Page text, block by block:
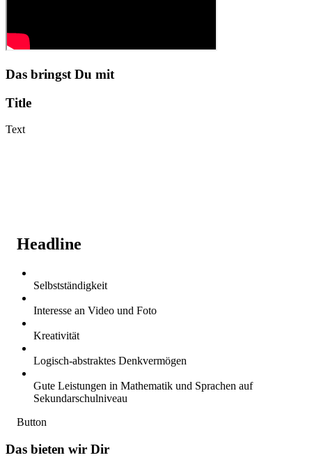
Das bringst Du mit
Title
Text
Headline
Selbstständigkeit
Interesse an Video und Foto
Kreativität
Logisch-abstraktes Denkvermögen
Gute Leistungen in Mathematik und Sprachen auf
Sekundarschulniveau
Button
Das bieten wir Dir